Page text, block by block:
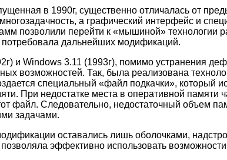
в 1990г, существенно отличалась от
а графический интерфейс и
позволили перейти к «мышиной» технологии
дальнейших модификаций.
и Windows 3.11 (1993г), помимо устранения
возможностей. Так, была реализована
специальный «файл подкачки», который
При недостатке места в оперативной памяти
файл. Следовательно, недостаточный объем
задачами.
оставались лишь оболочками,
позволяла эффективно использовать